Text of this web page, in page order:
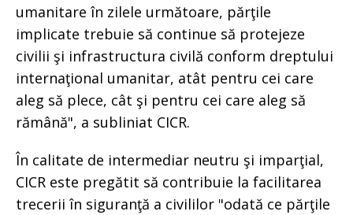
umanitare în zilele următoare, părţile
implicate trebuie să continue să protejeze
civilii şi infrastructura civilă conform dreptului
internaţional umanitar, atât pentru cei care
aleg să plece, cât şi pentru cei care aleg să
rămână", a subliniat CICR.
În calitate de intermediar neutru şi imparţial,
CICR este pregătit să contribuie la facilitarea
trecerii în siguranţă a civililor "odată ce părţile